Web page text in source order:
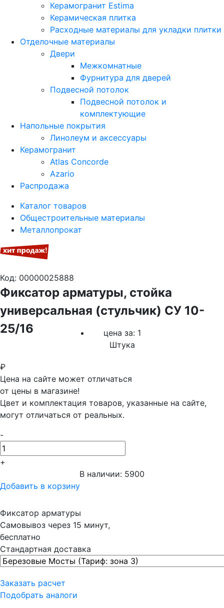
Керамогранит Estima
Керамическая плитка
Расходные материалы для укладки плитки
Отделочные материалы
Двери
Межкомнатные
Фурнитура для дверей
Подвесной потолок
Подвесной потолок и
комплектующие
Напольные покрытия
Линолеум и аксессуары
Керамогранит
Atlas Concorde
Azario
Распродажа
Каталог товаров
Общестроительные материалы
Металлопрокат
Код: 00000025888
Фиксатор арматуры, стойка
универсальная (стульчик) СУ 10-
25/16
цена за: 1
Штука
₽
Цена на сайте может отличаться
от цены в магазине!
Цвет и комплектация товаров, указанные на сайте,
могут отличаться от реальных.
-
+
В наличии: 5900
Добавить в корзину
Фиксатор арматуры
Самовывоз через 15 минут,
бесплатно
Стандартная доставка
Заказать расчет
Подобрать аналоги